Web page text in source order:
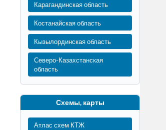
Карагандинская область
Костанайская область
Кызылординская область
Северо-Казахстанская
область
Схемы, карты
Атлас схем КТЖ